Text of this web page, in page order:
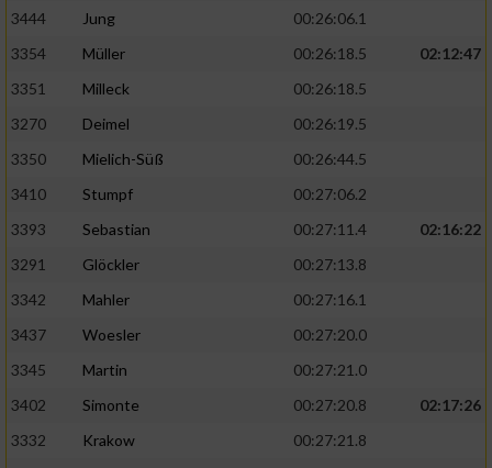
3444
Jung
00:26:06.1
3354
Müller 00:26:18.5
02:12:47
3351
Milleck
00:26:18.5
3270
Deimel
00:26:19.5
3350
Mielich-Süß
00:26:44.5
3410
Stumpf
00:27:06.2
3393
Sebastian 00:27:11.4
02:16:22
3291
Glöckler
00:27:13.8
3342
Mahler
00:27:16.1
3437
Woesler
00:27:20.0
3345
Martin
00:27:21.0
3402
Simonte 00:27:20.8
02:17:26
3332
Krakow
00:27:21.8